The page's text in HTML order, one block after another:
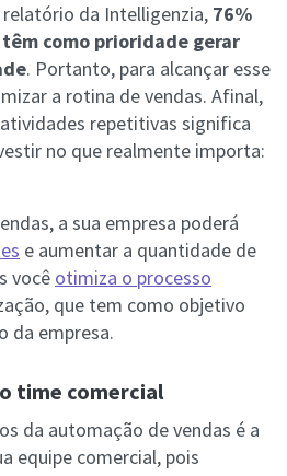
da Intelligenzia, 76%
como prioridade gerar
. Portanto, para alcançar esse
a rotina de vendas. Afinal,
repetitivas significa
no que realmente importa:
a sua empresa poderá
e aumentar a quantidade de
você otimiza o processo
que tem como objetivo
da empresa.
time comercial
da automação de vendas é a
equipe comercial, pois